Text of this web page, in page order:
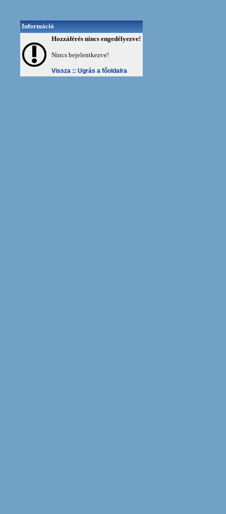
Információ
Hozzáférés nincs engedélyezve!
Nincs bejelentkezve!
Vissza :: Ugrás a főoldalra